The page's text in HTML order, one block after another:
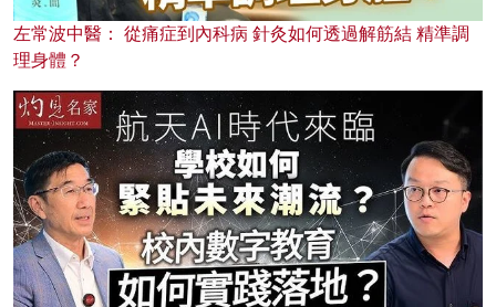
左常波中醫： 從痛症到內科病 針灸如何透過解筋結 精準調
理身體？